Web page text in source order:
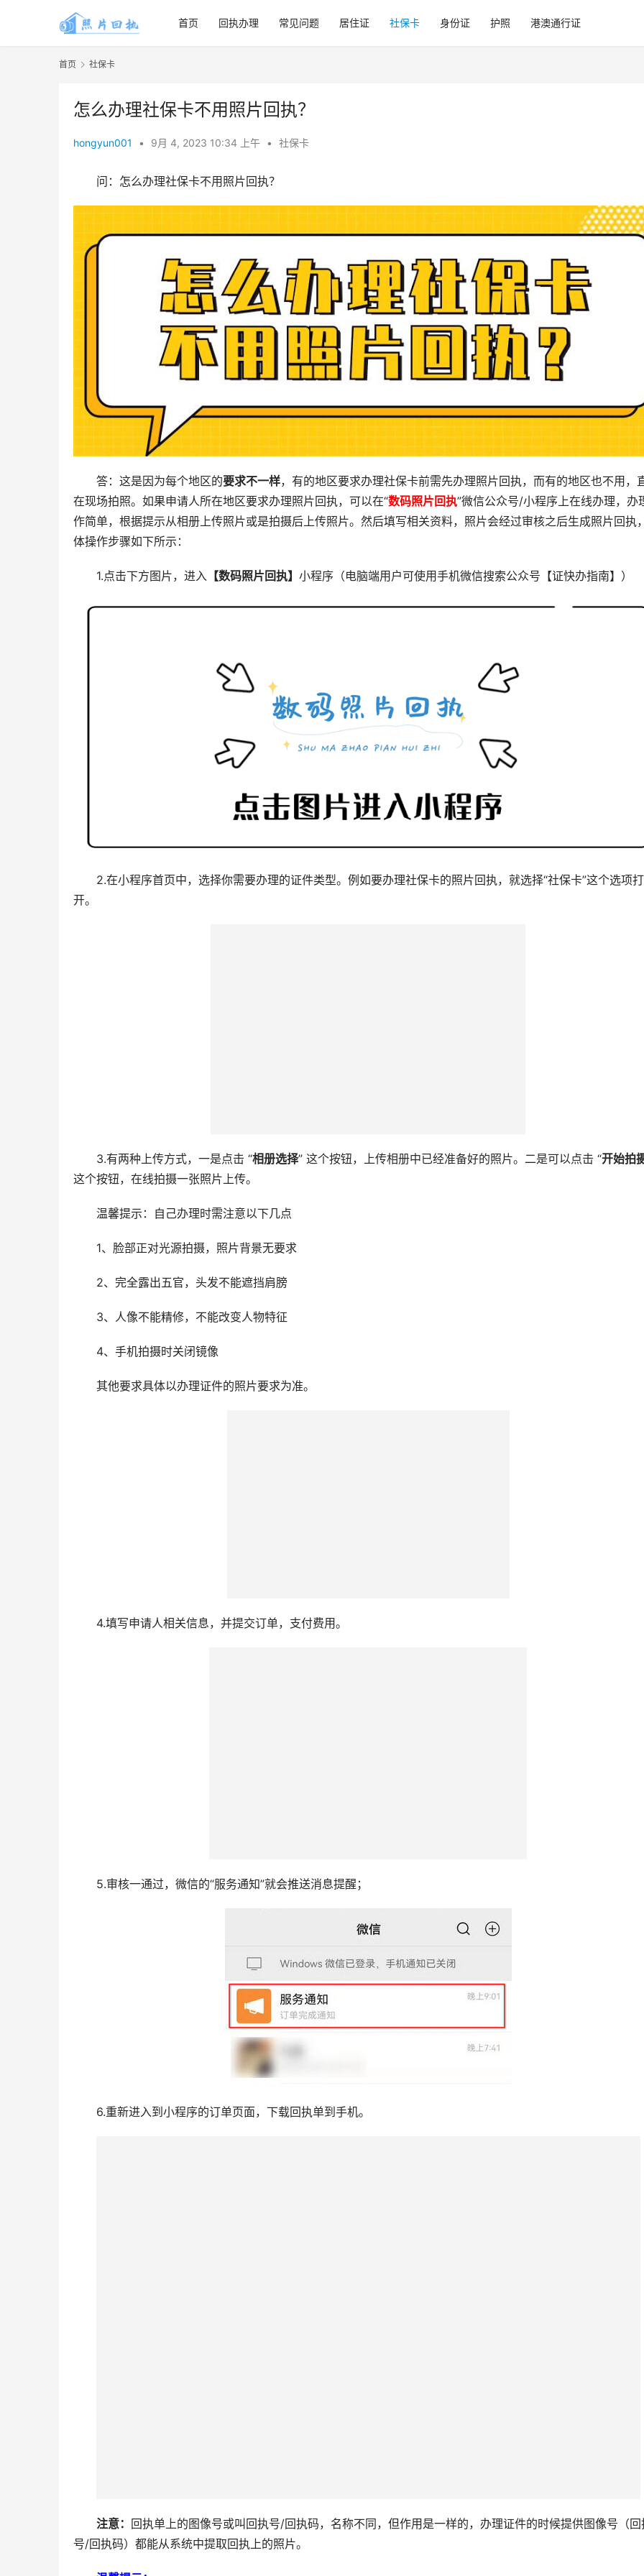
首页 回执办理 常见问题 居住证 社保卡 身份证 护照 港澳通行证
首页 社保卡
怎么办理社保卡不用照片回执？
hongyun001 • 9月 4, 2023 10:34 上午 • 社保卡
问：怎么办理社保卡不用照片回执？
答：这是因为每个地区的要求不一样，有的地区要求办理社保卡前需先办理照片回执，而有的地区也不用，
在现场拍照。如果申请人所在地区要求办理照片回执，可以在“数码照片回执”微信公众号/小程序上在线办理，办
作简单，根据提示从相册上传照片或是拍摄后上传照片。然后填写相关资料，照片会经过审核之后生成照片回执
体操作步骤如下所示：
1.点击下方图片，进入 【数码照片回执】 小程序（电脑端用户可使用手机微信搜索公众号【证快办指南】）
2.在小程序首页中，选择你需要办理的证件类型。例如要办理社保卡的照片回执，就选择“社保卡”这个选项打
开。
3.有两种上传方式，一是点击 “相册选择” 这个按钮，上传相册中已经准备好的照片。二是可以点击 “开始拍
这个按钮，在线拍摄一张照片上传。
温馨提示：自己办理时需注意以下几点
1、脸部正对光源拍摄，照片背景无要求
2、完全露出五官，头发不能遮挡肩膀
3、人像不能精修，不能改变人物特征
4、手机拍摄时关闭镜像
其他要求具体以办理证件的照片要求为准。
4.填写申请人相关信息，并提交订单，支付费用。
5.审核一通过，微信的“服务通知”就会推送消息提醒；
6.重新进入到小程序的订单页面，下载回执单到手机。
注意： 回执单上的图像号或叫回执号/回执码，名称不同，但作用是一样的，办理证件的时候提供图像号（回
号/回执码）都能从系统中提取回执上的照片。